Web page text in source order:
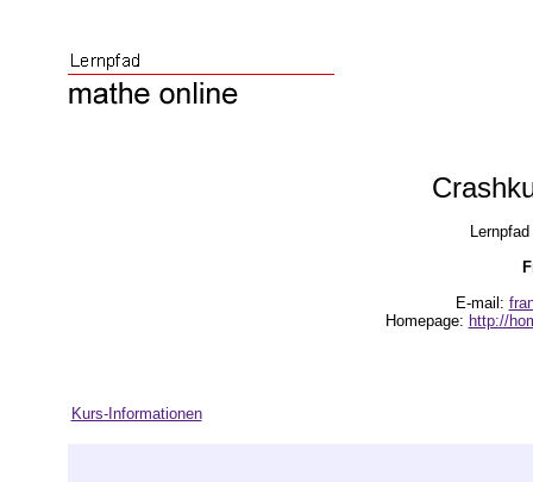
E-mail:
Homepage: http://
Kurs-Informationen